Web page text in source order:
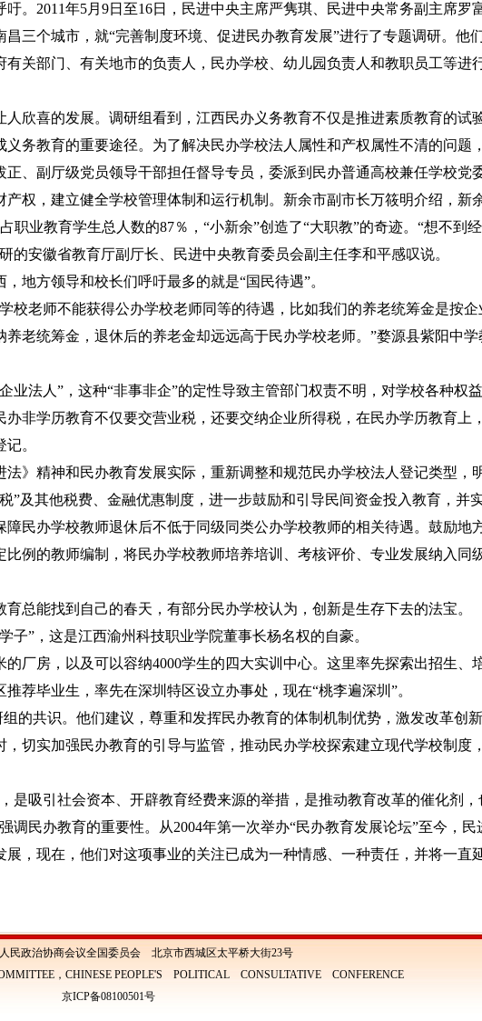
。2011年5月9日至16日，民进中央主席严隽琪、民进中央常务副主席罗
三个城市，就“完善制度环境、促进民办教育发展”进行了专题调研。他
关部门、有关地市的负责人，民办学校、幼儿园负责人和教职员工等进
欣喜的发展。调研组看到，江西民办义务教育不仅是推进素质教育的试
务教育的重要途径。为了解决民办学校法人属性和产权属性不清的问题
、副厅级党员领导干部担任督导专员，委派到民办普通高校兼任学校党
权，建立健全学校管理体制和运行机制。新余市副市长万筱明介绍，新
职业教育学生总人数的87％，“小新余”创造了“大职教”的奇迹。“想不到
的安徽省教育厅副厅长、民进中央教育委员会副主任李和平感叹说。
地方领导和校长们呼吁最多的就是“国民待遇”。
校老师不能获得公办学校老师同等的待遇，比如我们的养老统筹金是按企
老统筹金，退休后的养老金却远远高于民办学校老师。”婺源县紫阳中学
业法人”，这种“非事非企”的定性导致主管部门权责不明，对学校各种权
非学历教育不仅要交营业税，还要交纳企业所得税，在民办学历教育上
。
》精神和民办教育发展实际，重新调整和规范民办学校法人登记类型，
”及其他税费、金融优惠制度，进一步鼓励和引导民间资金投入教育，并
民办学校教师退休后不低于同级同类公办学校教师的相关待遇。鼓励地
例的教师编制，将民办学校教师培养培训、考核评价、专业发展纳入同
总能找到自己的春天，有部分民办学校认为，创新是生存下去的法宝。
子”，这是江西渝州科技职业学院董事长杨名权的自豪。
厂房，以及可以容纳4000学生的四大实训中心。这里率先探索出招生、
荐毕业生，率先在深圳特区设立办事处，现在“桃李遍深圳”。
组的共识。他们建议，尊重和发挥民办教育的体制机制优势，激发改革创
切实加强民办教育的引导与监管，推动民办学校探索建立现代学校制度，
是吸引社会资本、开辟教育经费来源的举措，是推动教育改革的催化剂，
调民办教育的重要性。从2004年第一次举办“民办教育发展论坛”至今，民
，现在，他们对这项事业的关注已成为一种情感、一种责任，并将一直
民政治协商会议全国委员会 北京市西城区太平桥大街23号
，CHINESE PEOPLE'S POLITICAL CONSULTATIVE CONFERENCE
京ICP备08100501号